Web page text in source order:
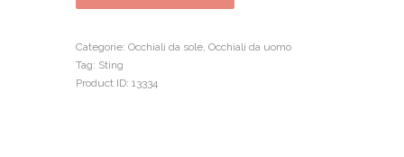
Categorie: Occhiali da sole, Occhiali da uomo
Tag: Sting
Product ID: 13334